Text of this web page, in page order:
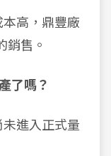
高，鼎豐廠
銷售。
了嗎？
未進入正式量